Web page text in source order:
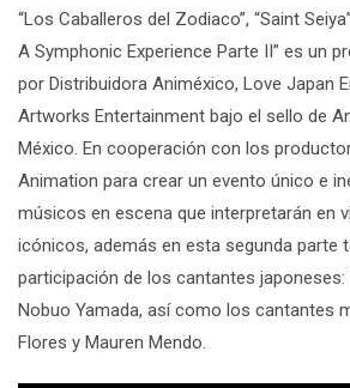
“Los Caballeros del Zodiaco”, “Saint
A Symphonic Experience Parte II” es un
por Distribuidora Animéxico, Love Japan
Artworks Entertainment bajo el sello de
México. En cooperación con los
Animation para crear un evento único e
músicos en escena que interpretarán en
icónicos, además en esta segunda parte
participación de los cantantes
Nobuo Yamada, así como los cantantes
Flores y Mauren Mendo.